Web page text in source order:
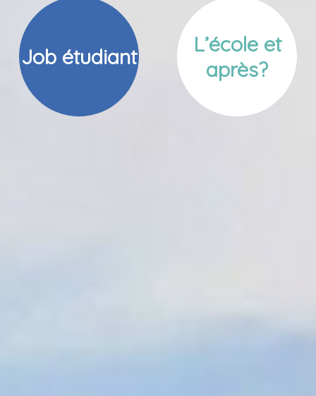
Job étudiant
L’école et
après?